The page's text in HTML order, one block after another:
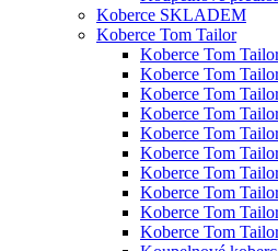
Koberce SKLADEM
Koberce Tom Tailor
Koberce Tom
Koberce Tom
Koberce Tom
Koberce Tom
Koberce Tom
Koberce Tom
Koberce Tom
Koberce Tom
Koberce Tom
Koberce Tom